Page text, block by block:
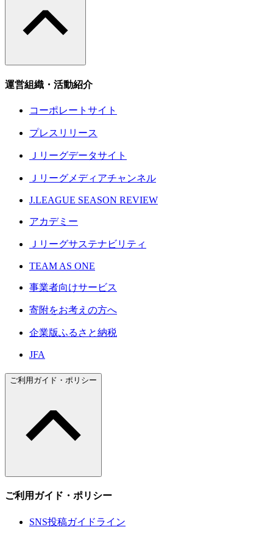
運営組織・活動紹介
コーポレートサイト
プレスリリース
Ｊリーグデータサイト
Ｊリーグメディアチャンネル
J.LEAGUE SEASON REVIEW
アカデミー
Ｊリーグサステナビリティ
TEAM AS ONE
事業者向けサービス
寄附をお考えの方へ
企業版ふるさと納税
JFA
ご利用ガイド・ポリシー
ご利用ガイド・ポリシー
SNS投稿ガイドライン